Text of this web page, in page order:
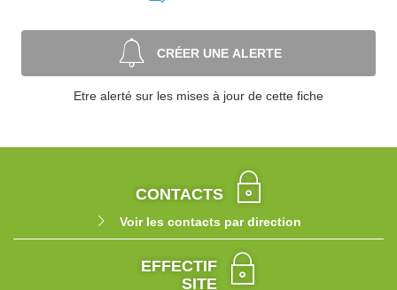
CRÉER UNE ALERTE
Etre alerté sur les mises à jour de cette fiche
CONTACTS
Voir les contacts par direction
EFFECTIF
SITE